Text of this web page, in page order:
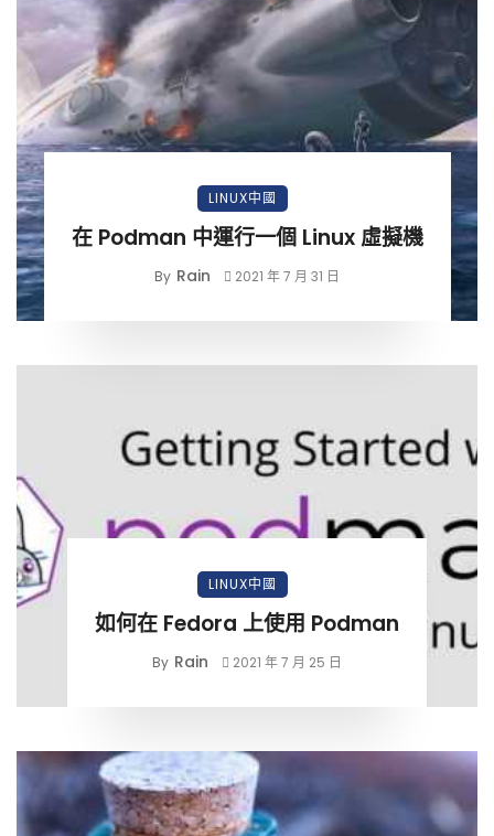
LINUX中國
在 Podman 中運行一個 Linux 虛擬機
By Rain 2021 年 7 月 31 日
LINUX中國
如何在 Fedora 上使用 Podman
By Rain 2021 年 7 月 25 日